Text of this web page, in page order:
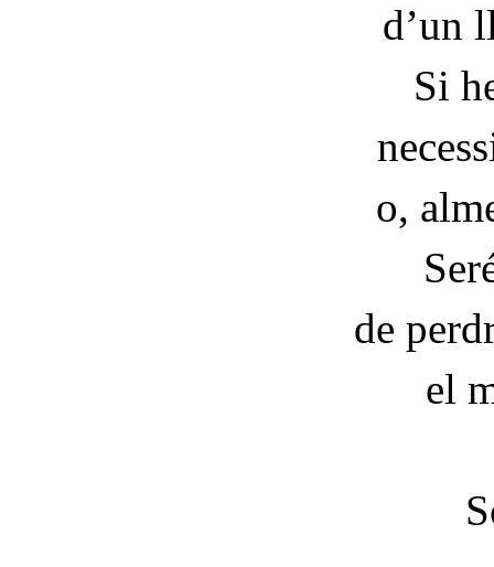
d’un
Si
o,
de
el